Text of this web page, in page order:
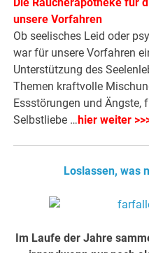
unsere Vorfahren
Ob seelisches Leid oder
war für unsere Vorfahren
Unterstützung des
Themen kraftvolle
Essstörungen und Ängste,
Selbstliebe … hier weiter
Loslassen, was
Im Laufe der Jahre